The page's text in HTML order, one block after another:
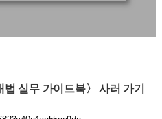
법 실무 가이드북〉 사러 가기